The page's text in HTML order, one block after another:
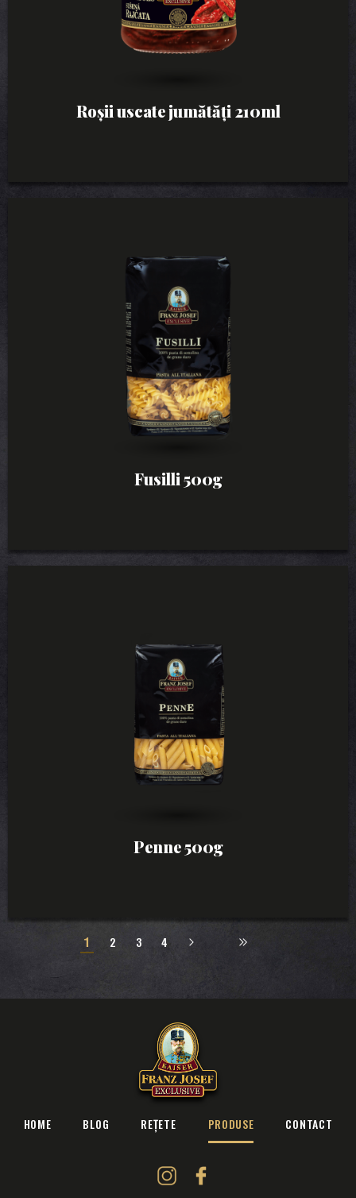
Roșii uscate jumătăți 210ml
Fusilli 500g
Penne 500g
1 2 3 4 » Poslední »
HOME BLOG REȚETE PRODUSE CONTACT